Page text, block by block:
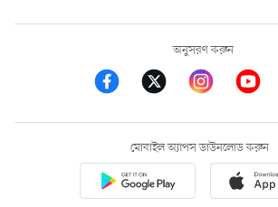
অনুসরণ করুন
মোবাইল অ্যাপস ডাউনলোড করুন